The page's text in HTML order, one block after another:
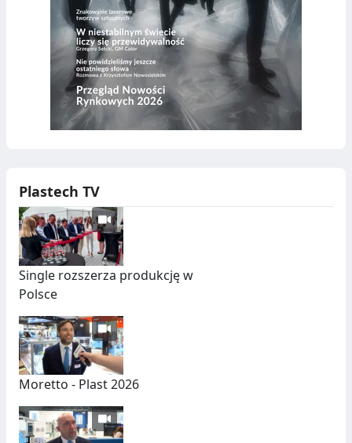
Plastech TV
Single rozszerza produkcję w
Polsce
Moretto - Plast 2026